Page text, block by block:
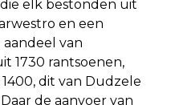
elk bestonden uit
en een
van
1730 rantsoenen,
dit van Dudzele
de aanvoer van